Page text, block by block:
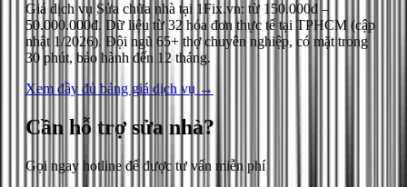
Giá dịch vụ Sửa chữa nhà tại 1Fix.vn: từ 150.000đ –
50.000.000đ. Dữ liệu từ 32 hóa đơn thực tế tại TPHCM (cập
nhật 1/2026). Đội ngũ 65+ thợ chuyên nghiệp, có mặt trong
30 phút, bảo hành đến 12 tháng.
Xem đầy đủ bảng giá dịch vụ →
Cần hỗ trợ sửa nhà?
Gọi ngay hotline để được tư vấn miễn phí